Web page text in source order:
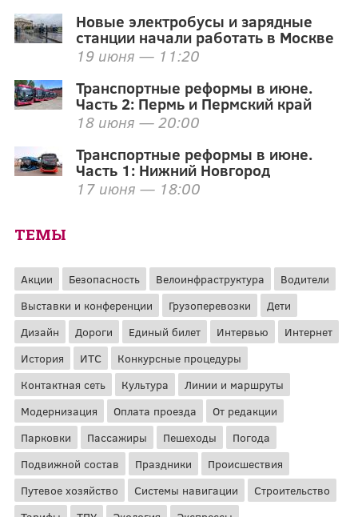
Новые электробусы и зарядные
станции начали работать в Москве
19 июня — 11:20
Транспортные реформы в июне.
Часть 2: Пермь и Пермский край
18 июня — 20:00
Транспортные реформы в июне.
Часть 1: Нижний Новгород
17 июня — 18:00
ТЕМЫ
Акции Безопасность Велоинфраструктура
Водители
Выставки и конференции
Грузоперевозки
Дети
Дизайн
Дороги Единый билет Интервью
Интернет
История
ИТС
Конкурсные процедуры
Контактная сеть
Культура
Линии и маршруты
Модернизация
Оплата проезда
От редакции
Парковки
Пассажиры Пешеходы
Погода
Подвижной состав
Праздники
Происшествия
Путевое хозяйство
Системы навигации
Строительство